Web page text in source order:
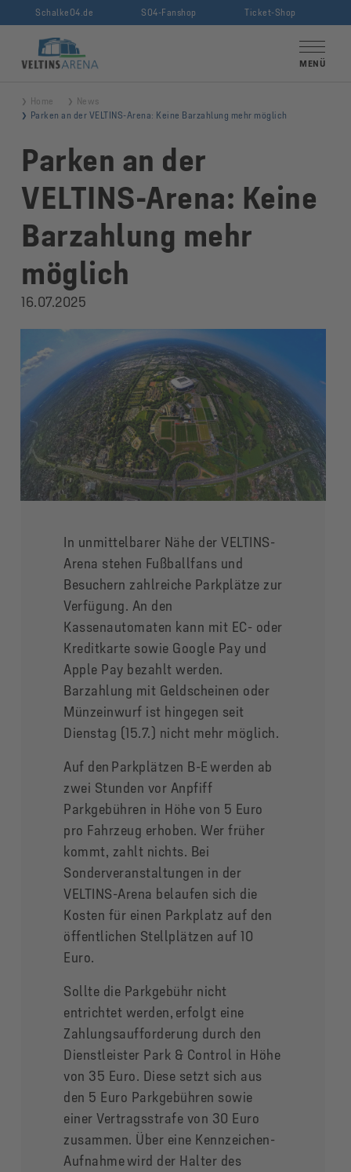
Schalke04.de S04-Fanshop Ticket-Shop
VELTINS-Arena MENÜ
Home
News
Parken an der VELTINS-Arena: Keine Barzahlung mehr möglich
Parken an der
VELTINS-Arena: Keine
Barzahlung mehr
möglich
16.07.2025
In unmittelbarer Nähe der VELTINS-
Arena stehen Fußballfans und
Besuchern zahlreiche Parkplätze zur
Verfügung. An den
Kassenautomaten kann mit EC- oder
Kreditkarte sowie Google Pay und
Apple Pay bezahlt werden.
Barzahlung mit Geldscheinen oder
Münzeinwurf ist hingegen seit
Dienstag (15.7.) nicht mehr möglich.
Auf den Parkplätzen B-E werden ab
zwei Stunden vor Anpfiff
Parkgebühren in Höhe von 5 Euro
pro Fahrzeug erhoben. Wer früher
kommt, zahlt nichts. Bei
Sonderveranstaltungen in der
VELTINS-Arena belaufen sich die
Kosten für einen Parkplatz auf den
öffentlichen Stellplätzen auf 10
Euro.
Sollte die Parkgebühr nicht
entrichtet werden, erfolgt eine
Zahlungsaufforderung durch den
Dienstleister Park & Control in Höhe
von 35 Euro. Diese setzt sich aus
den 5 Euro Parkgebühren sowie
einer Vertragsstrafe von 30 Euro
zusammen. Über eine Kennzeichen-
Aufnahme wird der Halter des